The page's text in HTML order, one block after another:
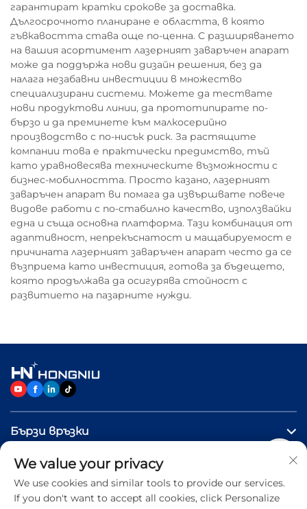
гарантират кратки срокове за доставка.
Дългосрочното планиране е областта, в която
гъвкавостта става още по-ценна. С разширяването
на вашия асортимент лазерният заваръчен апарат
може да поддържа нови дизайн решения, без да
налага незабавни инвестиции в множество
специализирани системи. Можете да тествате
нови продуктови линии, да прототипирате по-
бързо и да преминете към малкосерийно
производство с по-нисък риск. За растящите
компании това е практически предимство, тъй
като уравновесява техническите възможности с
бизнес-мобилността. Просто казано, лазерният
заваръчен апарат ви помага да извършвате повече
видове работи с по-стабилно качество, използвайки
една и съща основна платформа. Тази комбинация от
адаптивност, непрекъснатост и мащабируемост е
причината лазерният заваръчен апарат често да се
възприема като инвестиция, готова за бъдещето,
която продължава да осигурява стойност с
развитието на пазарните нужди.
Бързи връзки
ПРОДУКТИ
We value your privacy
We use cookies and similar tools to provide our services.
If you don't want to accept all cookies, click Personalize